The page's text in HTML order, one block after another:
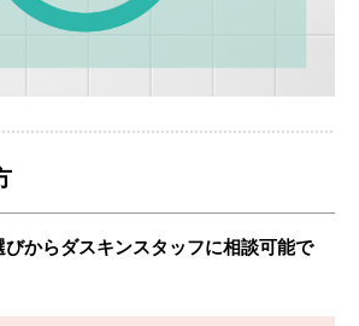
からダスキンスタッフに相談可能で